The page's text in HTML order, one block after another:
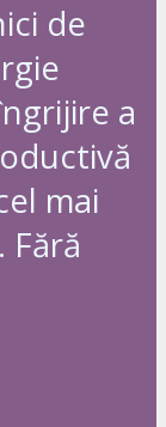
de
a
mai